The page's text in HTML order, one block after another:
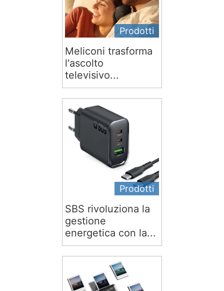
Prodotti
Meliconi trasforma
l'ascolto
televisivo...
Prodotti
SBS rivoluziona la
gestione
energetica con la...